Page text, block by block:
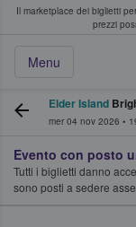
Il marketplace dei biglietti
prezzi
Menu
fan
Elder Island
mer 04 nov 2026 •
Evento con posto
Tutti i biglietti danno
sono posti a sedere